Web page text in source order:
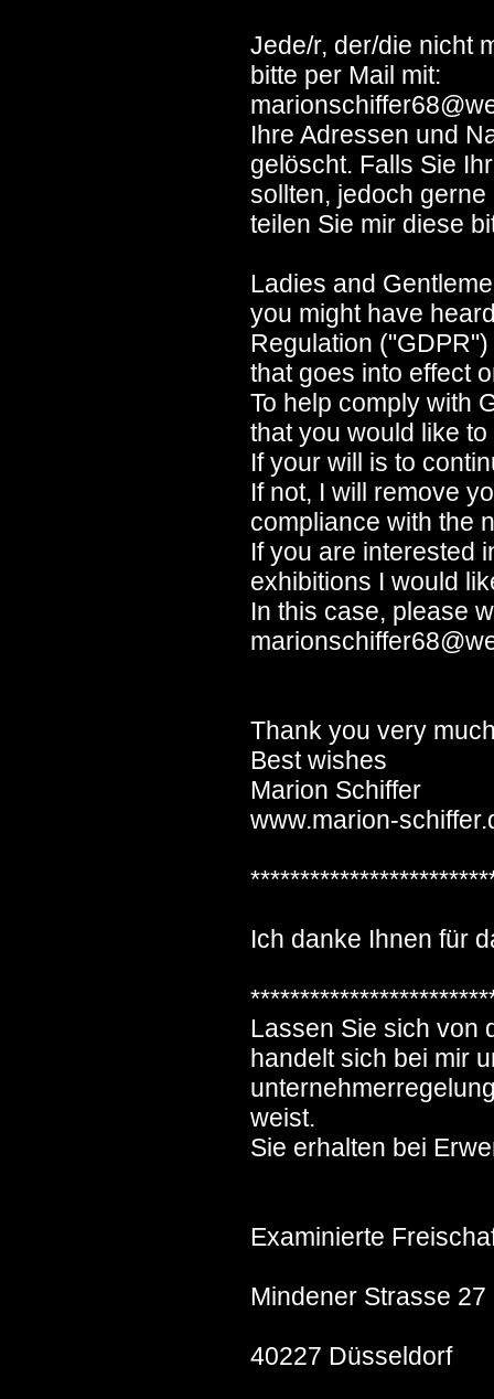
Jede/r, der/die nicht
bitte per Mail mit:
Ihre Adressen und
gelöscht. Falls Sie
sollten, jedoch
teilen Sie mir diese
Ladies and
you might have
Regulation
that goes into effect
To help comply with
that you would like
If your will is to
If not, I will remove
compliance with the
If you are interested
exhibitions I would
In this case, please
Thank you very
Best wishes
Marion Schiffer
www.marion-
Ich danke Ihnen für
Lassen Sie sich von
handelt sich bei mir
weist.
Sie erhalten bei
Examinierte
Mindener Strasse 27
40227 Düsseldorf